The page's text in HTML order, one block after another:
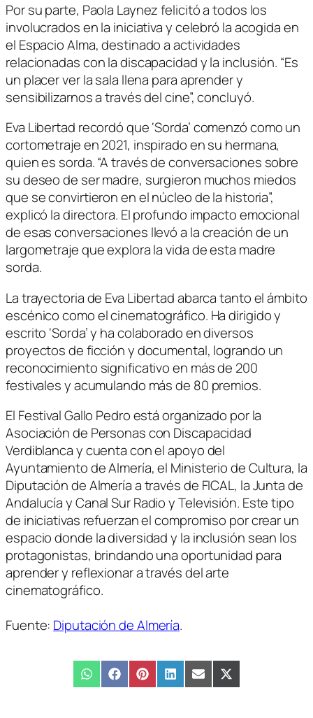
Por su parte, Paola Laynez felicitó a todos los
involucrados en la iniciativa y celebró la acogida en
el Espacio Alma, destinado a actividades
relacionadas con la discapacidad y la inclusión. “Es
un placer ver la sala llena para aprender y
sensibilizarnos a través del cine”, concluyó.
Eva Libertad recordó que ‘Sorda’ comenzó como un
cortometraje en 2021, inspirado en su hermana,
quien es sorda. “A través de conversaciones sobre
su deseo de ser madre, surgieron muchos miedos
que se convirtieron en el núcleo de la historia”,
explicó la directora. El profundo impacto emocional
de esas conversaciones llevó a la creación de un
largometraje que explora la vida de esta madre
sorda.
La trayectoria de Eva Libertad abarca tanto el ámbito
escénico como el cinematográfico. Ha dirigido y
escrito ‘Sorda’ y ha colaborado en diversos
proyectos de ficción y documental, logrando un
reconocimiento significativo en más de 200
festivales y acumulando más de 80 premios.
El Festival Gallo Pedro está organizado por la
Asociación de Personas con Discapacidad
Verdiblanca y cuenta con el apoyo del
Ayuntamiento de Almería, el Ministerio de Cultura, la
Diputación de Almería a través de FICAL, la Junta de
Andalucía y Canal Sur Radio y Televisión. Este tipo
de iniciativas refuerzan el compromiso por crear un
espacio donde la diversidad y la inclusión sean los
protagonistas, brindando una oportunidad para
aprender y reflexionar a través del arte
cinematográfico.
Fuente: Diputación de Almería.
Compartir
en
WhatsAppCompartir
en
FacebookCompartir
en
PinterestCompartir
en
LinkedInCompartir
en
EmailCompartir
en
X
(Twitter)